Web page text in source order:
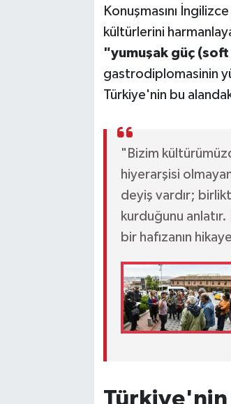
Konuşmasını
kültürlerini
"yumuşak güç
gastrodiplomasinin
Türkiye'nin bu
"Bizim
hiyerarşisi
deyiş vardır;
kurduğunu
bir hafızanın